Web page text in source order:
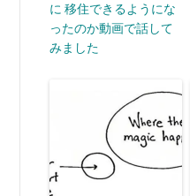
に 移住できるようにな
ったのか動画で話して
みました